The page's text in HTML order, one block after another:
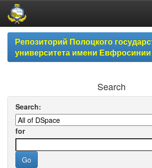
Skip
navigationРепозиторий Полоцкого
университета имени
Search
Search:
for